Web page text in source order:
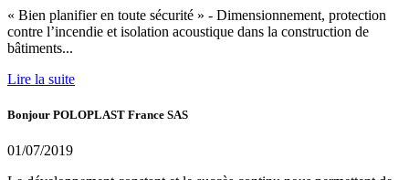
« Bien planifier en toute sécurité » - Dimensionnement, protection
contre l’incendie et isolation acoustique dans la construction de
bâtiments...
Lire la suite
Bonjour POLOPLAST France SAS
01/07/2019